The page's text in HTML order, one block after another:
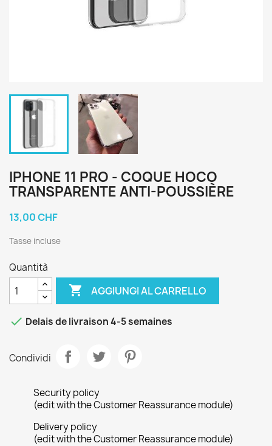
IPHONE 11 PRO - COQUE HOCO
TRANSPARENTE ANTI-POUSSIÈRE
13,00 CHF
Tasse incluse
Quantità
 AGGIUNGI AL CARRELLO
 Delais de livraison 4-5 semaines
Condividi
Security policy
(edit with the Customer Reassurance module)
Delivery policy
(edit with the Customer Reassurance module)